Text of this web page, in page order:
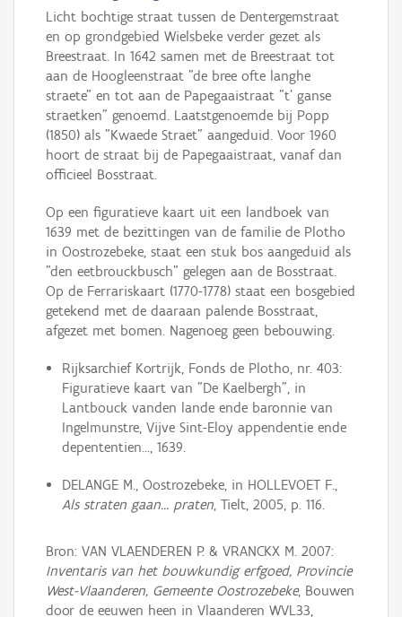
Licht bochtige straat tussen de Dentergemstraat
en op grondgebied Wielsbeke verder gezet als
Breestraat. In 1642 samen met de Breestraat tot
aan de Hoogleenstraat "de bree ofte langhe
straete" en tot aan de Papegaaistraat "t' ganse
straetken" genoemd. Laatstgenoemde bij Popp
(1850) als "Kwaede Straet" aangeduid. Voor 1960
hoort de straat bij de Papegaaistraat, vanaf dan
officieel Bosstraat.
Op een figuratieve kaart uit een landboek van
1639 met de bezittingen van de familie de Plotho
in Oostrozebeke, staat een stuk bos aangeduid als
"den eetbrouckbusch" gelegen aan de Bosstraat.
Op de Ferrariskaart (1770-1778) staat een bosgebied
getekend met de daaraan palende Bosstraat,
afgezet met bomen. Nagenoeg geen bebouwing.
Rijksarchief Kortrijk, Fonds de Plotho, nr. 403:
Figuratieve kaart van "De Kaelbergh", in
Lantbouck vanden lande ende baronnie van
Ingelmunstre, Vijve Sint-Eloy appendentie ende
depententien..., 1639.
DELANGE M., Oostrozebeke, in HOLLEVOET F.,
Als straten gaan… praten, Tielt, 2005, p. 116.
Bron: VAN VLAENDEREN P. & VRANCKX M. 2007:
Inventaris van het bouwkundig erfgoed, Provincie
West-Vlaanderen, Gemeente Oostrozebeke, Bouwen
door de eeuwen heen in Vlaanderen WVL33,